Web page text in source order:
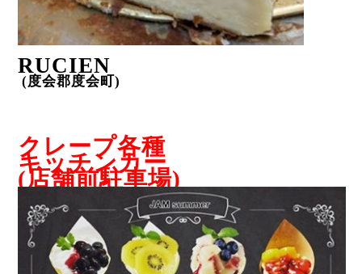
RUCIEN
(度会郡度会町)
クレープ各種
キッチンカー
(店舗前駐車場)